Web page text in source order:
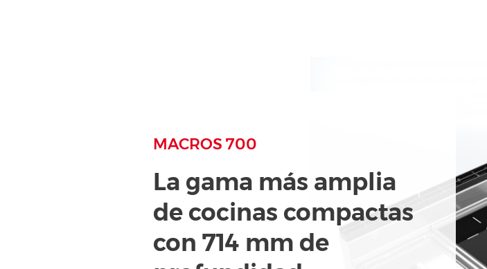
MACROS 700
La gama más amplia
de cocinas compactas
con 714 mm de